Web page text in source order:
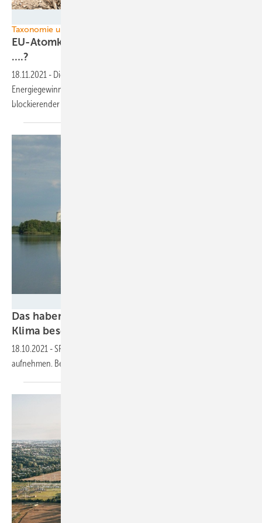
Taxonomie und fossile Energie
EU-Atomkraftpolitik: Und die Ampel steht auf
….?
18.11.2021 - Die Europäische Union (EU) könnte sehr bald sowohl
Energiegewinnung aus Erdgas als auch mit besonders Energiewende-
blockierender Wirkung die Atomkraft befördern. Ein
Das haben die Ampelsondierer zum Thema
Klima beschlossen
18.10.2021 -SPD, Grüne und FDP wollen Koalitionsverhandlungen
aufnehmen. Beim Klima besteht noch viel